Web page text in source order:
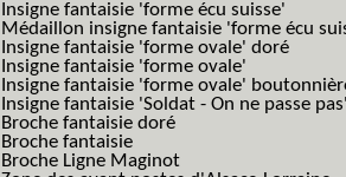
Insigne fantaisie 'forme écu suisse'
Médaillon insigne fantaisie 'forme écu
Insigne fantaisie 'forme ovale' doré
Insigne fantaisie 'forme ovale'
Insigne fantaisie 'forme ovale'
Insigne fantaisie 'Soldat - On ne passe
Broche fantaisie doré
Broche fantaisie
Broche Ligne Maginot